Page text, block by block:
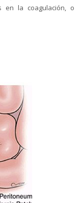
en la coagulación, o